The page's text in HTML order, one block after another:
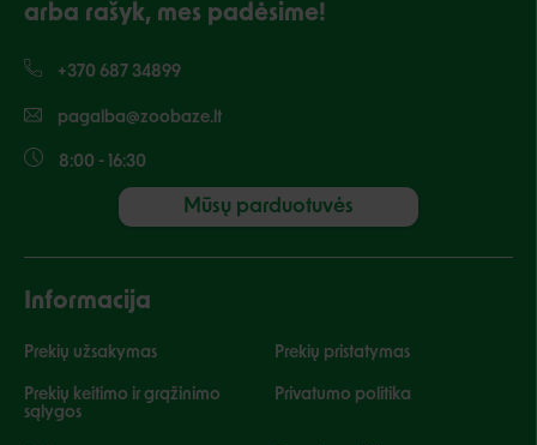
arba rašyk, mes padėsime!
+370 687 34899
pagalba@zoobaze.lt
8:00 - 16:30
Mūsų parduotuvės
Informacija
Prekių užsakymas Prekių pristatymas
Prekių keitimo ir grąžinimo
sąlygos
Privatumo politika